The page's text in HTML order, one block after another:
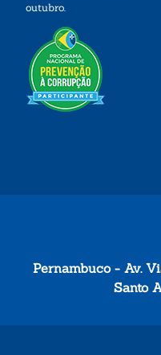
outubro.
Pernambuco - Av.
Santo